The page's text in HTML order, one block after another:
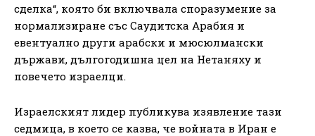
сделка“, която би включвала споразумение за
нормализиране със Саудитска Арабия и
евентуално други арабски и мюсюлмански
държави, дългогодишна цел на Нетаняху и
повечето израелци.
Израелският лидер публикува изявление тази
седмица, в което се казва, че войната в Иран е